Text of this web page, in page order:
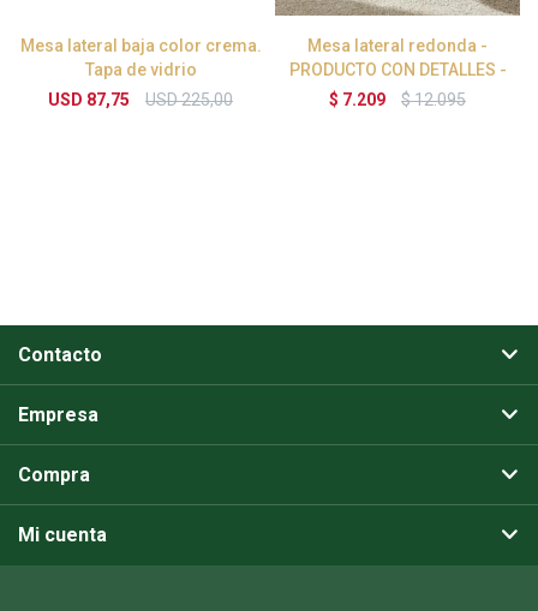
Mesa lateral baja color crema.
Tapa de vidrio
USD 87,75 USD225,00
Mesa lateral redonda -
PRODUCTO CON DETALLES -
$ 7.209 $12.095
Contacto
Empresa
Compra
Mi cuenta